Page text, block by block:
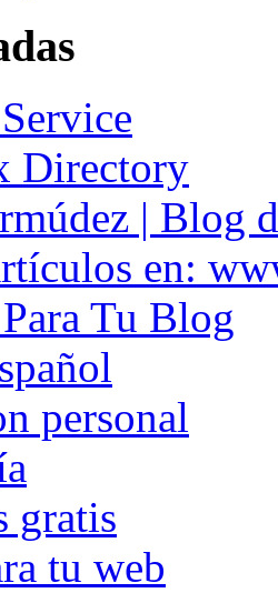
Directory
| Blog
en:
Tu Blog
personal
gratis
tu web